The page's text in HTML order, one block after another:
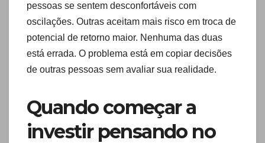
pessoas se sentem desconfortáveis com
oscilações. Outras aceitam mais risco em troca de
potencial de retorno maior. Nenhuma das duas
está errada. O problema está em copiar decisões
de outras pessoas sem avaliar sua realidade.
Quando começar a
investir pensando no